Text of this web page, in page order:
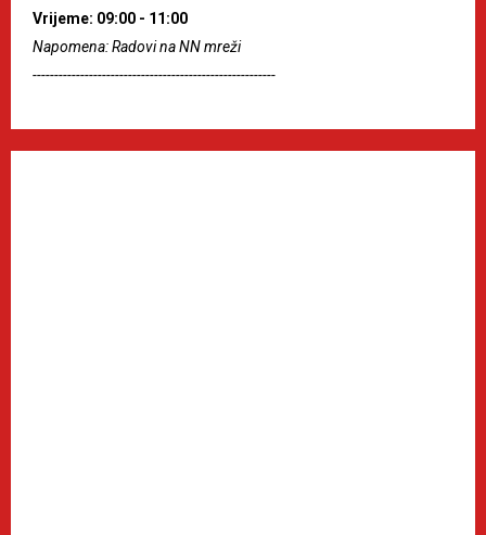
Vrijeme: 09:00 - 11:00
Napomena: Radovi na NN mreži
--------------------------------------------------------